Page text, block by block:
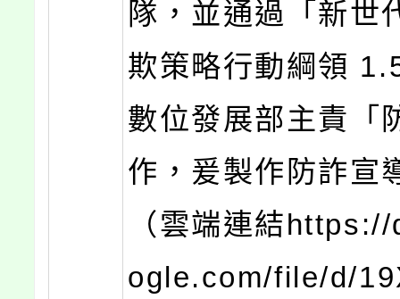
隊，並通過「新世
欺策略行動綱領
數位發展部主責「
作，爰製作防詐宣
（雲端連結
ogle.com/file/d/